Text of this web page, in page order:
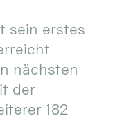
sein erstes
nächsten
der
182